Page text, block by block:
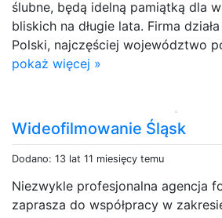
ślubne, będą idelną pamiątką dla
bliskich na długie lata. Firma
Polski, najczęściej województwo
pokaż więcej »
Wideofilmowanie Śląsk
Dodano: 13 lat 11 miesięcy temu
Niezwykle profesjonalna agencja
zaprasza do współpracy w